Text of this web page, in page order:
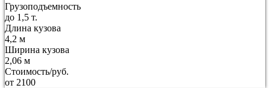
Грузоподъемность
до 1,5 т.
Длина кузова
4,2 м
Ширина кузова
2,06 м
Стоимость/руб.
от 2100